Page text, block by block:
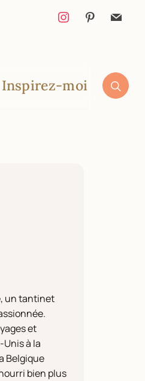
Inspirez-moi
un tantinet
et
à la
Belgique
bien plus